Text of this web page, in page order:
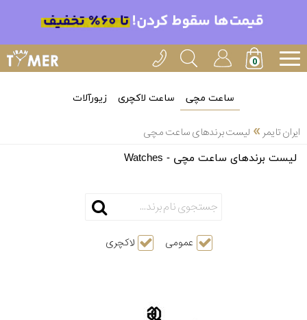
ساعت مچی ساعت لاکچری زیورآلات
ایران تایمر » لیست برندهای ساعت مچی
لیست برندهای ساعت مچی - Watches
عمومی لاکچری